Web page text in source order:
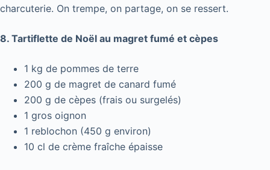
charcuterie. On trempe, on partage, on se ressert.
8. Tartiflette de Noël au magret fumé et cèpes
1 kg de pommes de terre
200 g de magret de canard fumé
200 g de cèpes (frais ou surgelés)
1 gros oignon
1 reblochon (450 g environ)
10 cl de crème fraîche épaisse